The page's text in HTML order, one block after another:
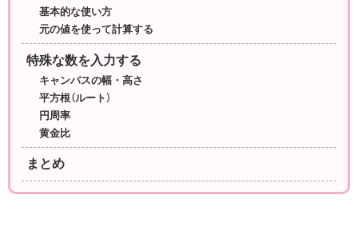
基本的な使い方
元の値を使って計算する
特殊な数を入力する
キャンバスの幅・高さ
平方根（ルート）
円周率
黄金比
まとめ